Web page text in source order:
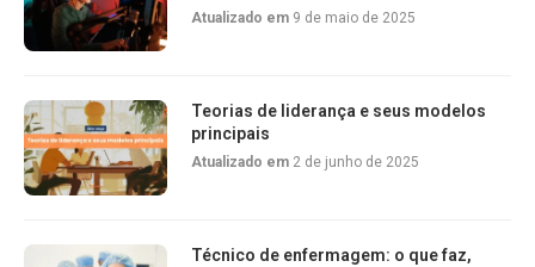
Atualizado em 9 de maio de 2025
Teorias de liderança e seus modelos
principais
Atualizado em 2 de junho de 2025
Técnico de enfermagem: o que faz,